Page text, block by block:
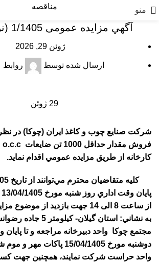
منو مناقصه
آگهي مزایده عمومی 1/1405 (نوبت سوم)
ژوئن 29, 2026
ارسال شده توسط
29 ژوئن
شركت صنايع چوب و كاغذ ايران (چوكا) در
فروش مقدار حداقل 1000 تن ضايعات
o.c.c
کارخانه از طريق مزايده عمومي اقدام نماید.
از ساعت 8 الی 14 جهت بازدید از
به نشاني: استان گيلان-
مجتمع چوکا واحد دبيرخانه مراجعه و تا پایان
دوشنبه مورخ 15/04/1405
واحد حراست شرکت نمایند، همچنین جهت